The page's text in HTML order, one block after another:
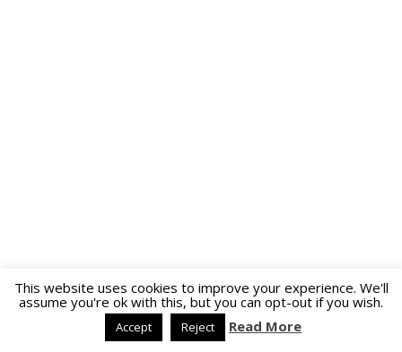
This website uses cookies to improve your experience. We'll
assume you're ok with this, but you can opt-out if you wish.
Accept Reject Read More